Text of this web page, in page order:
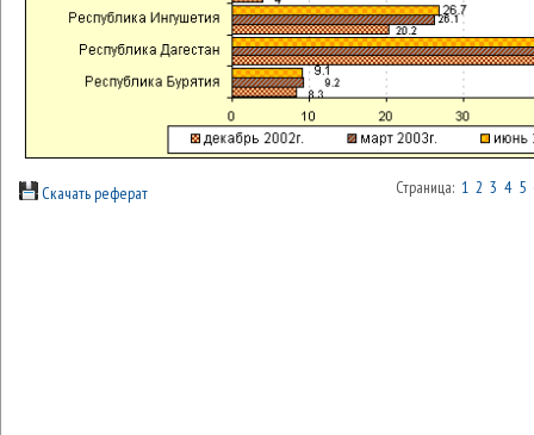
Скачать реферат Страница: 1 2 3 4 5